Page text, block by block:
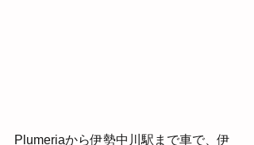
Plumeriaから伊勢中川駅まで車で、伊